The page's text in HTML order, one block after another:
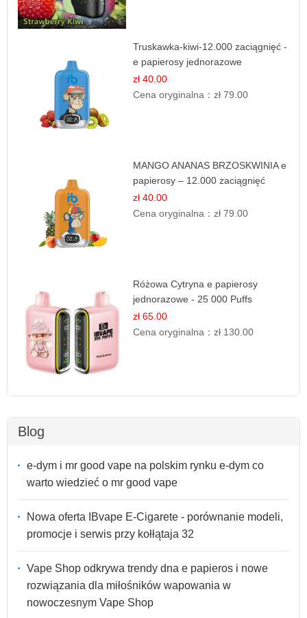
Truskawka-kiwi-12.000 zaciągnięć -
e papierosy jednorazowe
zł 40.00
Cena oryginalna：zł 79.00
MANGO ANANAS BRZOSKWINIA e
papierosy – 12.000 zaciągnięć
zł 40.00
Cena oryginalna：zł 79.00
Różowa Cytryna e papierosy
jednorazowe - 25 000 Puffs
zł 65.00
Cena oryginalna：zł 130.00
Blog
e-dym i mr good vape na polskim rynku e-dym co
warto wiedzieć o mr good vape
Nowa oferta IBvape E-Cigarete - porównanie modeli,
promocje i serwis przy kołłątaja 32
Vape Shop odkrywa trendy dna e papieros i nowe
rozwiązania dla miłośników wapowania w
nowoczesnym Vape Shop